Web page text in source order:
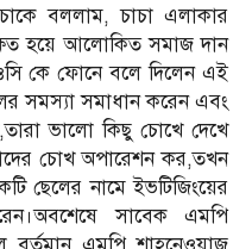
বললাম, চাচা এলাকার
হয়ে আলোকিত সমাজ দান
কে ফোনে বলে দিলেন এই
সমস্যা সমাধান করেন এবং
ভালো কিছু চোখে দেখে
চোখ অপারেশন কর,তখন
ছেলের নামে ইভটিজিংয়ের
সাবেক এমপি